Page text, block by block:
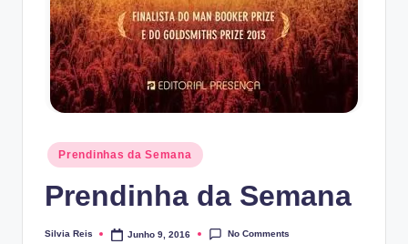
Posted
in
Prendinhas da Semana
Prendinha da Semana
Posted
Silvia Reis Junho 9, 2016 No Comments